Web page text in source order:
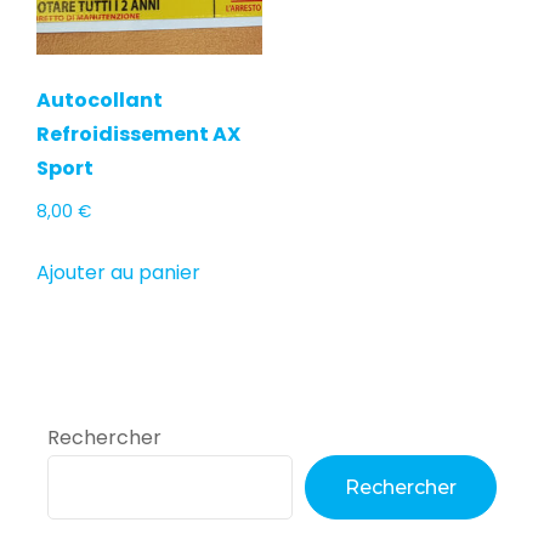
Autocollant
Refroidissement AX
Sport
8,00 €
Ajouter au panier
Rechercher
Rechercher